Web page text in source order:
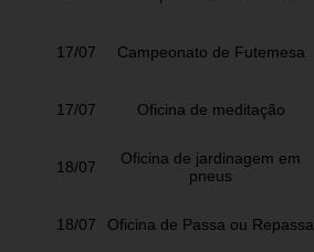
17/07 Campeonato de Futemesa
17/07 Oficina de meditação
18/07
Oficina de jardinagem em
pneus
18/07 Oficina de Passa ou Repassa